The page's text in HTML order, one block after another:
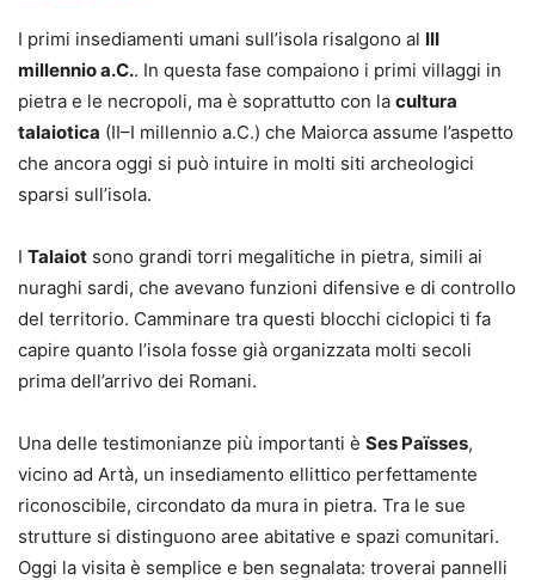
I primi insediamenti umani sull’isola risalgono al III
millennio a.C.. In questa fase compaiono i primi villaggi in
pietra e le necropoli, ma è soprattutto con la cultura
talaiotica (II–I millennio a.C.) che Maiorca assume l’aspetto
che ancora oggi si può intuire in molti siti archeologici
sparsi sull’isola.
I Talaiot sono grandi torri megalitiche in pietra, simili ai
nuraghi sardi, che avevano funzioni difensive e di controllo
del territorio. Camminare tra questi blocchi ciclopici ti fa
capire quanto l’isola fosse già organizzata molti secoli
prima dell’arrivo dei Romani.
Una delle testimonianze più importanti è Ses Païsses,
vicino ad Artà, un insediamento ellittico perfettamente
riconoscibile, circondato da mura in pietra. Tra le sue
strutture si distinguono aree abitative e spazi comunitari.
Oggi la visita è semplice e ben segnalata: troverai pannelli